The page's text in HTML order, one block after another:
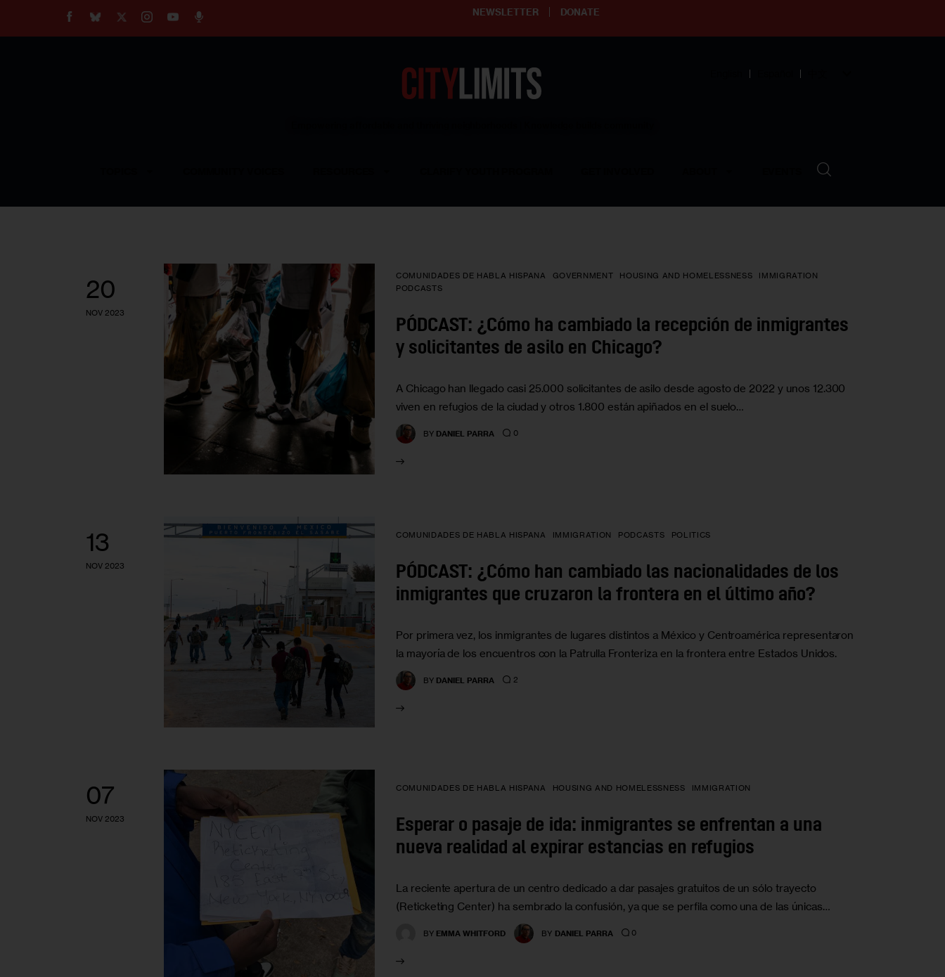
NEWSLETTER DONATE
20
NOV 2023
COMUNIDADES DE HABLA HISPANA GOVERNMENT HOUSING AND HOMELESSNESS
IMMIGRATION
PODCASTS
PÓDCAST: ¿Cómo ha cambiado la recepción de inmigrantes
y solicitantes de asilo en Chicago?
A Chicago han llegado casi 25.000 solicitantes de asilo desde agosto de 2022 y unos 12.300
viven en refugios de la ciudad y otros 1.800 están apiñados en el suelo…
BY DANIEL PARRA 0
13
NOV 2023
COMUNIDADES DE HABLA HISPANA IMMIGRATION PODCASTS POLITICS
PÓDCAST: ¿Cómo han cambiado las nacionalidades de los
inmigrantes que cruzaron la frontera en el último año?
Por primera vez, los inmigrantes de lugares distintos a México y Centroamérica representaron
la mayoría de los encuentros con la Patrulla Fronteriza en la frontera entre Estados Unidos.
BY DANIEL PARRA 2
07
NOV 2023
COMUNIDADES DE HABLA HISPANA HOUSING AND HOMELESSNESS IMMIGRATION
Esperar o pasaje de ida: inmigrantes se enfrentan a una
nueva realidad al expirar estancias en refugios
La reciente apertura de un centro dedicado a dar pasajes gratuitos de un sólo trayecto
(Reticketing Center) ha sembrado la confusión, ya que se perfila como una de las únicas…
BY EMMA WHITFORD BY DANIEL PARRA 0